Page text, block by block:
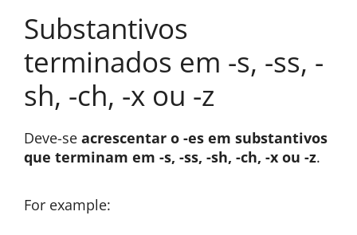
Substantivos
terminados em -s, -ss, -
sh, -ch, -x ou -z
Deve-se acrescentar o -es em substantivos
que terminam em -s, -ss, -sh, -ch, -x ou -z.
For example: